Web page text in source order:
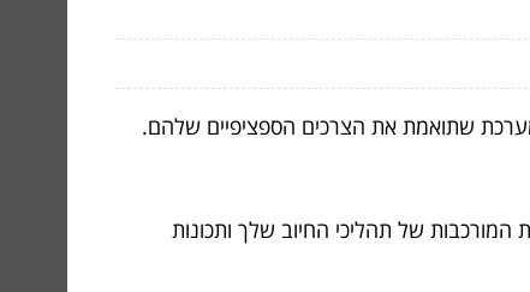
שתואמת את הצרכים הספציפיים שלהם.
של תהליכי החיוב שלך ותכונות